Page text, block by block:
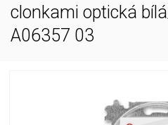
clonkami optická
A06357 03